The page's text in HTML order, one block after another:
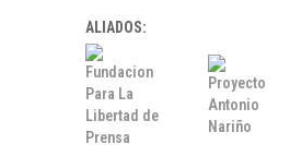
ALIADOS: